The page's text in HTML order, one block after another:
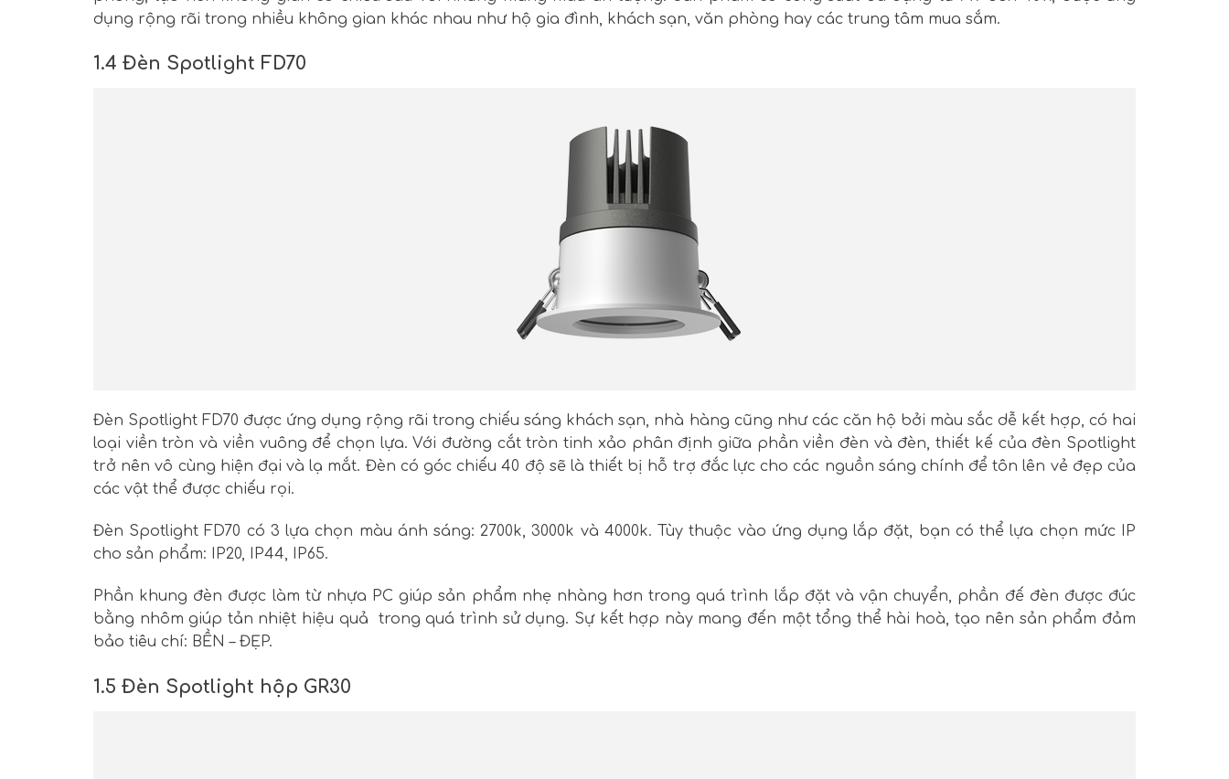
dụng rộng rãi trong nhiều không gian khác nhau như hộ gia đình, khách sạn, văn phòng hay các trung tâm mua sắm.
1.4 Đèn Spotlight FD70
Đèn Spotlight FD70 được ứng dụng rộng rãi trong chiếu sáng khách sạn, nhà hàng cũng như các căn hộ bởi màu sắc dễ kết hợp, có hai
loại viền tròn và viền vuông để chọn lựa. Với đường cắt tròn tinh xảo phân định giữa phần viền đèn và đèn, thiết kế của đèn Spotlight
trở nên vô cùng hiện đại và lạ mắt. Đèn có góc chiếu 40 độ sẽ là thiết bị hỗ trợ đắc lực cho các nguồn sáng chính để tôn lên vẻ đẹp của
các vật thể được chiếu rọi.
Đèn Spotlight FD70 có 3 lựa chọn màu ánh sáng: 2700k, 3000k và 4000k. Tùy thuộc vào ứng dụng lắp đặt, bạn có thể lựa chọn mức IP
cho sản phẩm: IP20, IP44, IP65.
Phần khung đèn được làm từ nhựa PC giúp sản phẩm nhẹ nhàng hơn trong quá trình lắp đặt và vận chuyển, phần đế đèn được đúc
bằng nhôm giúp tản nhiệt hiệu quả trong quá trình sử dụng. Sự kết hợp này mang đến một tổng thể hài hoà, tạo nên sản phẩm đảm
bảo tiêu chí: BỀN – ĐẸP.
1.5 Đèn Spotlight hộp GR30